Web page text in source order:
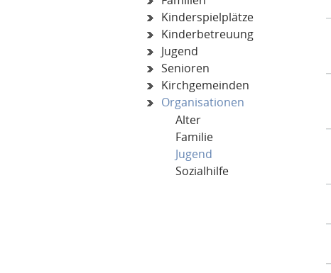
Kinderspielplätze
Kinderbetreuung
Jugend
Senioren
Kirchgemeinden
Organisationen
Alter
Familie
Jugend
Sozialhilfe